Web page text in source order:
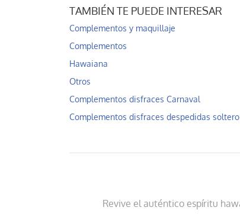
TAMBIÉN TE PUEDE INTERESAR
Complementos y maquillaje
Complementos
Hawaiana
Otros
Complementos disfraces Carnaval
Complementos disfraces despedidas soltero
Revive el auténtico espíritu